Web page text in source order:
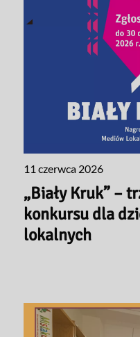
11 czerwca 2026
„Biały Kruk” –
konkursu dla
lokalnych